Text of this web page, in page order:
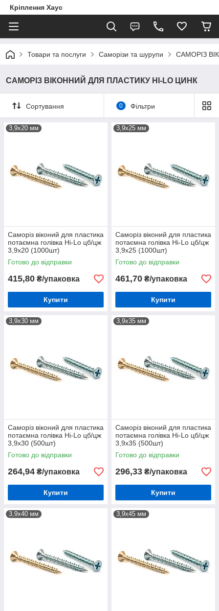
Кріплення Хаус
Товари та послуги Саморізи та шурупи САМОРІЗ
САМОРІЗ ВІКОННИЙ ДЛЯ ПЛАСТИКУ HI-LO ЦИНК
Сортування 0 Фільтри
3,9х20 мм
Саморіз віконий для пластика
потаємна голівка Hi-Lo цб/цж
3,9х20 (1000шт)
Готово до відправки
415,80 ₴/упаковка
Купити
3,9х25 мм
Саморіз віконий для пластика
потаємна голівка Hi-Lo цб/цж
3,9х25 (1000шт)
Готово до відправки
461,70 ₴/упаковка
Купити
3,9х30 мм
Саморіз віконий для пластика
потаємна голівка Hi-Lo цб/цж
3,9х30 (500шт)
Готово до відправки
264,94 ₴/упаковка
Купити
3,9х35 мм
Саморіз віконий для пластика
потаємна голівка Hi-Lo цб/цж
3,9х35 (500шт)
Готово до відправки
296,33 ₴/упаковка
Купити
3,9х40 мм 3,9х45 мм